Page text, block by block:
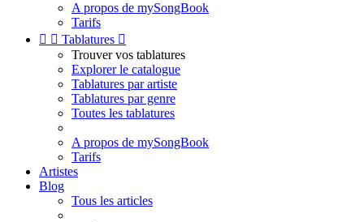
A propos de mySongBook
Tarifs
  Tablatures 
Trouver vos tablatures
Explorer le catalogue
Tablatures par artiste
Tablatures par genre
Toutes les tablatures
A propos de mySongBook
Tarifs
Artistes
Blog
Tous les articles